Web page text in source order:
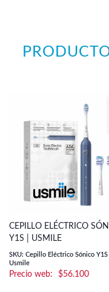
CEPILLO ELÉCTRICO
Y1S | USMILE
SKU: Cepillo Eléctrico Sónico Y1S |
Usmile
$56.100